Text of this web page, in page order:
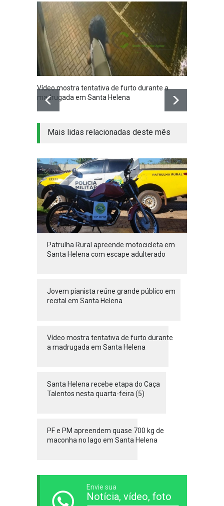
Vídeo mostra tentativa de furto durante a
madrugada em Santa Helena
Mais lidas relacionadas deste mês
Patrulha Rural apreende motocicleta em
Santa Helena com escape adulterado
Jovem pianista reúne grande público em
recital em Santa Helena
Vídeo mostra tentativa de furto durante
a madrugada em Santa Helena
Santa Helena recebe etapa do Caça
Talentos nesta quarta-feira (5)
PF e PM apreendem quase 700 kg de
maconha no lago em Santa Helena
Envie sua
Notícia, vídeo, foto